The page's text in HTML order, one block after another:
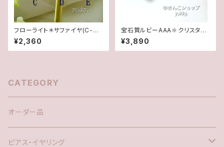
フローライト＊サファイヤ(C-D-
E)1ペア♪14kgfピアス
¥2,360
宝石質ルビーAAA✽クリスタル1
4kgfデザインピアス/イヤリング
¥3,890
CATEGORY
オーダー品
ピアス・イヤリング